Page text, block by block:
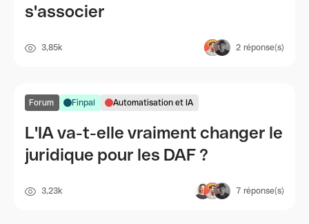
s'associer
3,85k 2 réponse(s)
Forum Finpal Automatisation et IA
L'IA va-t-elle vraiment changer le
juridique pour les DAF ?
3,23k 7 réponse(s)